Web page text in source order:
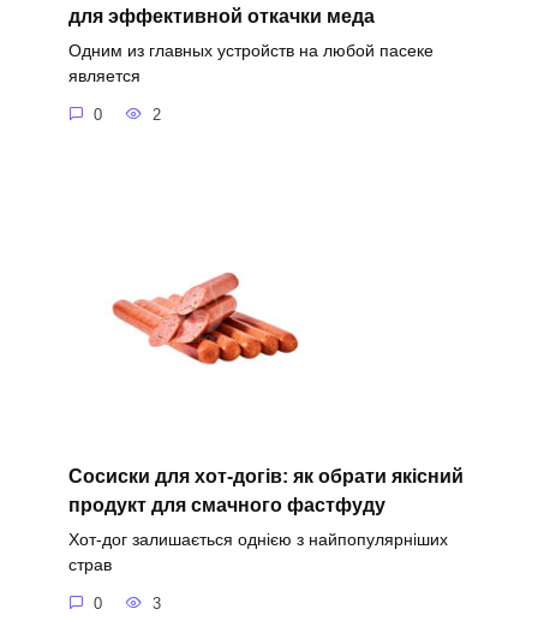
для эффективной откачки меда
Одним из главных устройств на любой пасеке
является
0 2
Сосиски для хот-догів: як обрати якісний
продукт для смачного фастфуду
Хот-дог залишається однією з найпопулярніших
страв
0 3